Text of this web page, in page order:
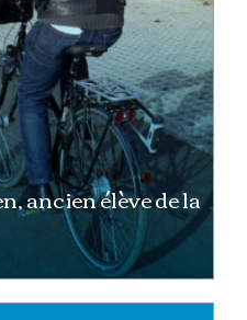
ancien élève de la